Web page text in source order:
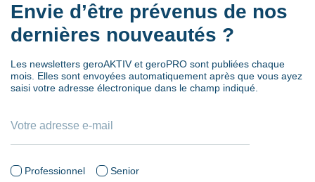
Envie d’être prévenus de nos
dernières nouveautés ?
Les newsletters geroAKTIV et geroPRO sont publiées chaque
mois. Elles sont envoyées automatiquement après que vous ayez
saisi votre adresse électronique dans le champ indiqué.
Professionnel
Senior